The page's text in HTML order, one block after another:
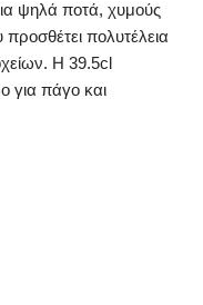
ψηλά ποτά, χυμούς
προσθέτει πολυτέλεια
Η 39.5cl
για πάγο και